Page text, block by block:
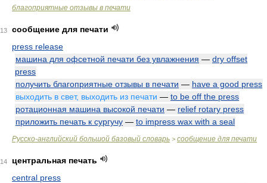
благоприятные отзывы в печати
13
сообщение для печати
press release
машина для офсетной печати без увлажнения — dry offset
press
получить благоприятные отзывы в печати — have a good press
выходить в свет, выходить из печати — to be off the press
ротационная машина высокой печати — relief rotary press
приложить печать к сургучу — to impress wax with a seal
Русско-английский большой базовый словарь > сообщение для печати
14
центральная печать
central press